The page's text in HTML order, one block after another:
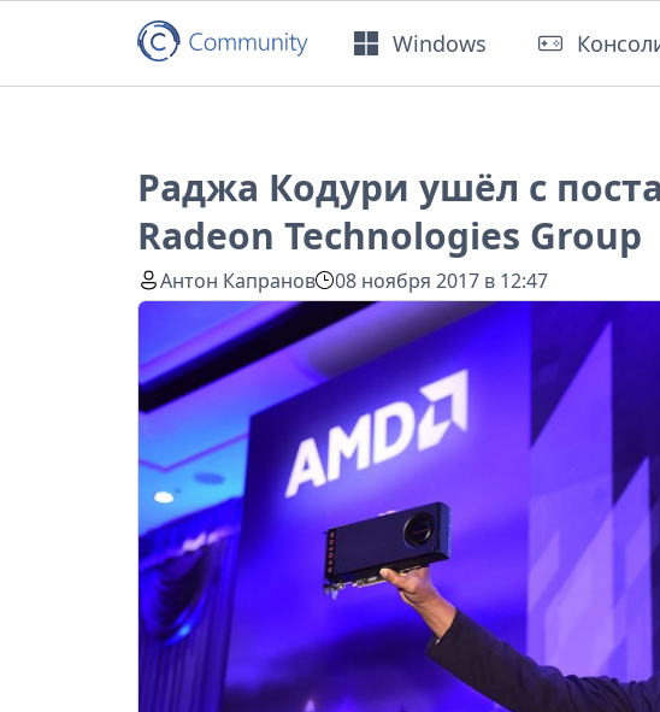
Windows
Раджа Кодури ушёл с
Radeon Technologies Group
Антон Капранов 08 ноября 2017 в 12:47